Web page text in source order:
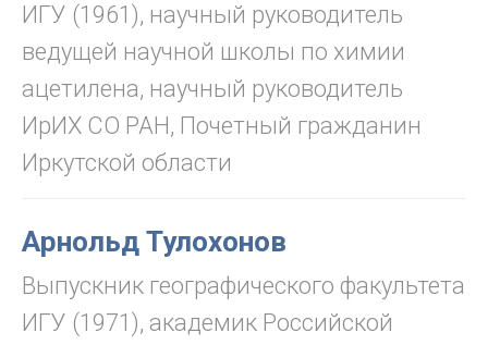
ИГУ (1961), научный руководитель
ведущей научной школы по химии
ацетилена, научный руководитель
ИрИХ СО РАН, Почетный гражданин
Иркутской области
Арнольд Тулохонов
Выпускник географического факультета
ИГУ (1971), академик Российской